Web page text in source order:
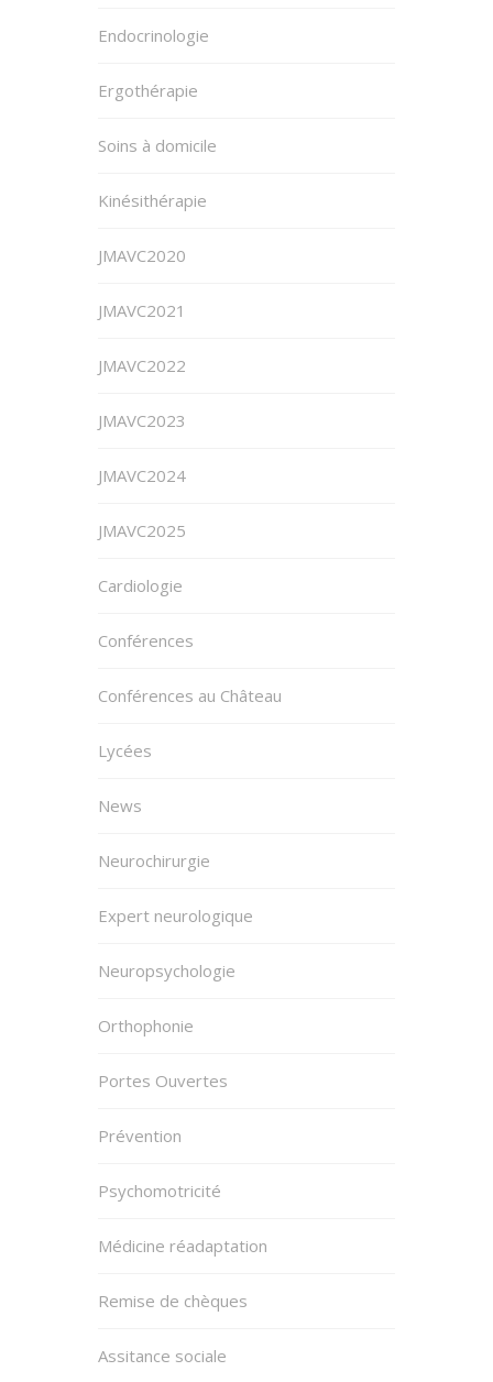
Endocrinologie
Ergothérapie
Soins à domicile
Kinésithérapie
JMAVC2020
JMAVC2021
JMAVC2022
JMAVC2023
JMAVC2024
JMAVC2025
Cardiologie
Conférences
Conférences au Château
Lycées
News
Neurochirurgie
Expert neurologique
Neuropsychologie
Orthophonie
Portes Ouvertes
Prévention
Psychomotricité
Médicine réadaptation
Remise de chèques
Assitance sociale